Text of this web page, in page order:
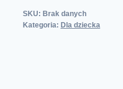
SKU: Brak danych
Kategoria: Dla dziecka